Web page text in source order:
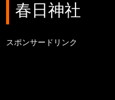
春日神社
スポンサードリンク